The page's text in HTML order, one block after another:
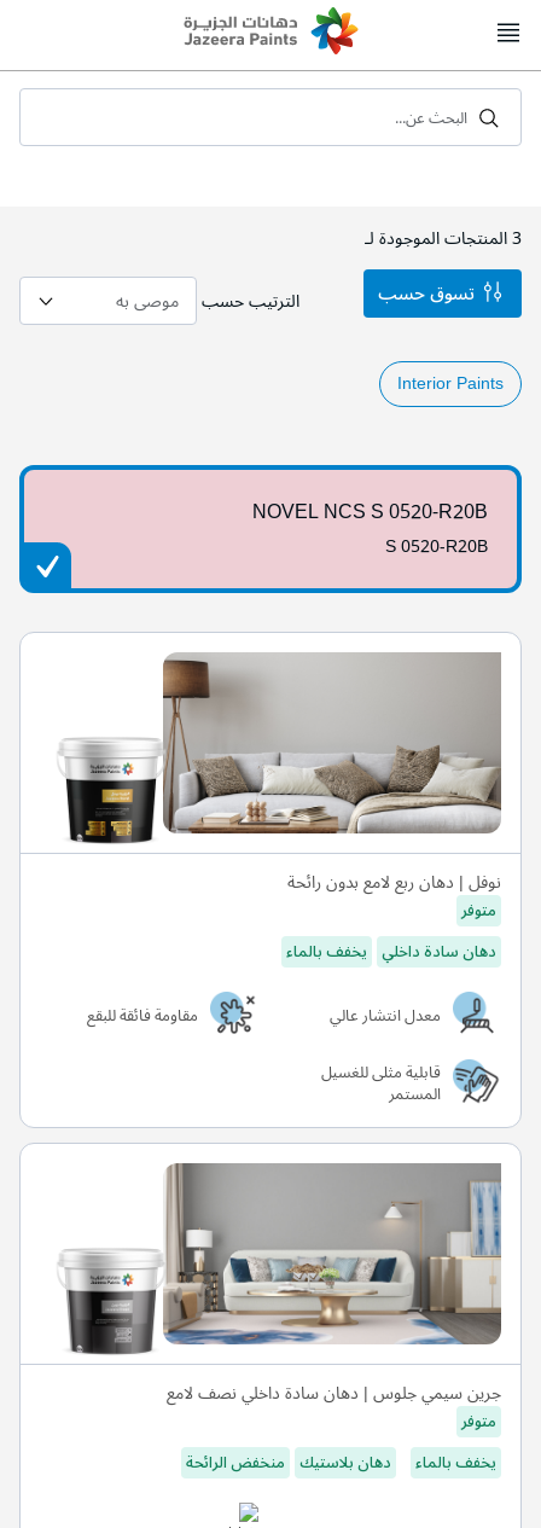
to
البحث عن...
3المنتجات الموجودة لـ
الترتيب حسب
Interior Paints
NOVEL NCS S 0520-R20B
S 0520-R20B
نوفل | دهان ربع لامع بدون رائحة
متوفر
دهان سادة داخلي يخفف بالماء
معدل انتشار عالي
مقاومة فائقة للبقع
قابلية مثلى للغسيل
المستمر
جرين سيمي جلوس | دهان سادة داخلي نصف لامع
متوفر
يخفف بالماء
دهان بلاستيك منخفض الرائحة
تسوق حسب